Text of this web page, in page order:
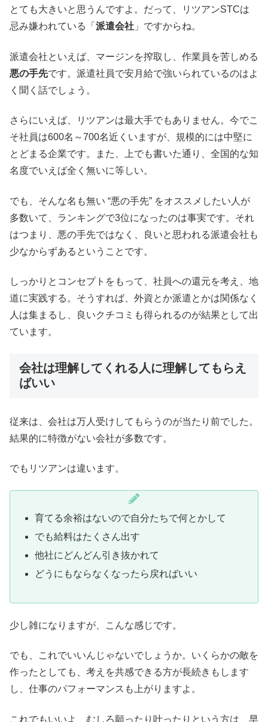
とても大きいと思うんですよ。だって、リツアンSTCは
忌み嫌われている「 派遣会社 」ですからね。
派遣会社といえば、マージンを搾取し、作業員を苦しめる
悪の手先です。派遣社員で安月給で強いられているのはよ
く聞く話でしょう。
さらにいえば、リツアンは最大手でもありません。今でこ
そ社員は600名～700名近くいますが、規模的には中堅に
とどまる企業です。また、上でも書いた通り、全国的な知
名度でいえば全く無いに等しい。
でも、そんな名も無い “悪の手先” をオススメしたい人が
多数いて、ランキングで3位になったのは事実です。それ
はつまり、悪の手先ではなく、良いと思われる派遣会社も
少なからずあるということです。
しっかりとコンセプトをもって、社員への還元を考え、地
道に実践する。そうすれば、外資とか派遣とかは関係なく
人は集まるし、良いクチコミも得られるのが結果として出
ています。
会社は理解してくれる人に理解してもらえ
ばいい
従来は、会社は万人受けしてもらうのが当たり前でした。
結果的に特徴がない会社が多数です。
でもリツアンは違います。
育てる余裕はないので自分たちで何とかして
でも給料はたくさん出す
他社にどんどん引き抜かれて
どうにもならなくなったら戻ればいい
少し雑になりますが、こんな感じです。
でも、これでいいんじゃないでしょうか。いくらかの敵を
作ったとしても、考えを共感できる方が長続きもします
し、仕事のパフォーマンスも上がりますよ。
これでもいいよ、むしろ願ったり叶ったりという方は、早